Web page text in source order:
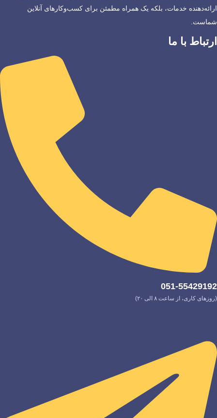
ارائه‌دهنده خدمات، بلکه یک همراه مطمئن برای کسب‌وکارهای آنلاین
شماست.
ارتباط با ما
051-55429192
(روزهای کاری، از ساعت ۸ الی ۲۰)